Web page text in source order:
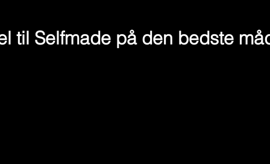
til Selfmade på den bedste